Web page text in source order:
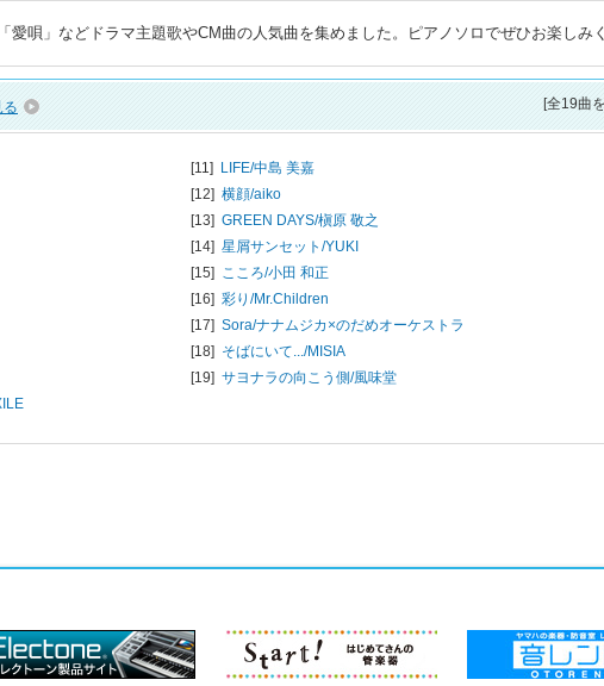
愛唄」などドラマ主題歌やCM曲の人気曲を集めました。ピアノソロでぜひお楽しみ
る [全19曲
[11] LIFE/中島 美嘉
[12] 横顔/aiko
[13] GREEN DAYS/槇原 敬之
[14] 星屑サンセット/YUKI
[15] こころ/小田 和正
[16] 彩り/Mr.Children
[17] Sora/ナナムジカ×のだめオーケストラ
[18] そばにいて.../MISIA
[19] サヨナラの向こう側/風味堂